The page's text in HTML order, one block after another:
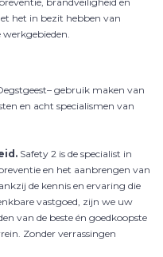
het in bezit hebben van
werkgebieden.
– gebruik maken van
en acht specialismen van
Safety 2 is de specialist in
en het aanbrengen van
de kennis en ervaring die
vastgoed, zijn we uw
van de beste én goedkoopste
Zonder verrassingen